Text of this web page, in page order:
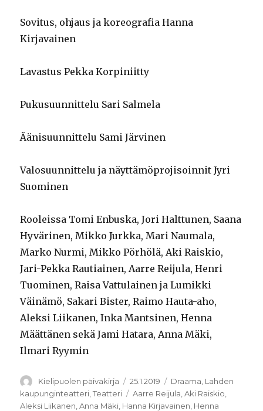
Sovitus, ohjaus ja koreografia Hanna
Kirjavainen
Lavastus Pekka Korpiniitty
Pukusuunnittelu Sari Salmela
Äänisuunnittelu Sami Järvinen
Valosuunnittelu ja näyttämöprojisoinnit Jyri
Suominen
Rooleissa Tomi Enbuska, Jori Halttunen, Saana
Hyvärinen, Mikko Jurkka, Mari Naumala,
Marko Nurmi, Mikko Pörhölä, Aki Raiskio,
Jari-Pekka Rautiainen, Aarre Reijula, Henri
Tuominen, Raisa Vattulainen ja Lumikki
Väinämö, Sakari Bister, Raimo Hauta-aho,
Aleksi Liikanen, Inka Mantsinen, Henna
Määttänen sekä Jami Hatara, Anna Mäki,
Ilmari Ryymin
Kirjoittaja
Kielipuolen päiväkirja Julkaistu
25.1.2019 Kategoriat
Draama Lahden
kaupunginteatteri ,Teatteri Avainsanat
Aarre Reijula ,Aki Raiskio
Aleksi Liikanen ,Anna Mäki Hanna Kirjavainen Henna